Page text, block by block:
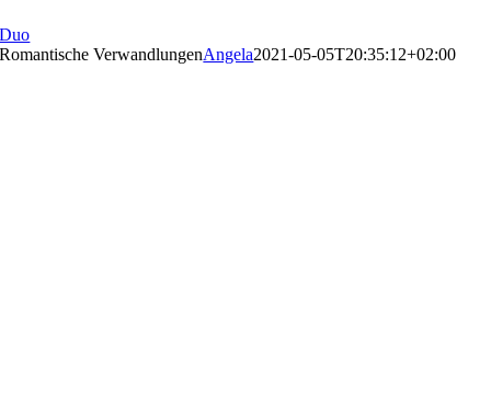
Duo
Romantische VerwandlungenAngela2021-05-05T20:35:12+02:00